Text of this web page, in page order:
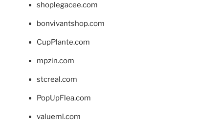
shoplegacee.com
bonvivantshop.com
CupPlante.com
mpzin.com
stcreal.com
PopUpFlea.com
valueml.com